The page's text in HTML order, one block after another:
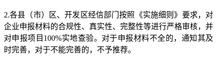
2.各县（市）区、开发区经信部门按照《实施细则》要求，对
企业申报材料的合规性、真实性、完整性等进行严格审核，并
对申报项目100%实地查验。对于申报材料不全的，通知其及
时完善，对于不能完善的，不予推荐。